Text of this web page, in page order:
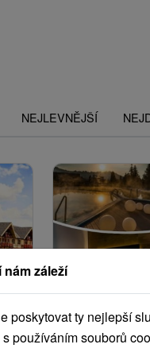
NEJLEVNĚJŠÍ
Kč
záleží
poskytovat ty nejlepší
používáním souborů